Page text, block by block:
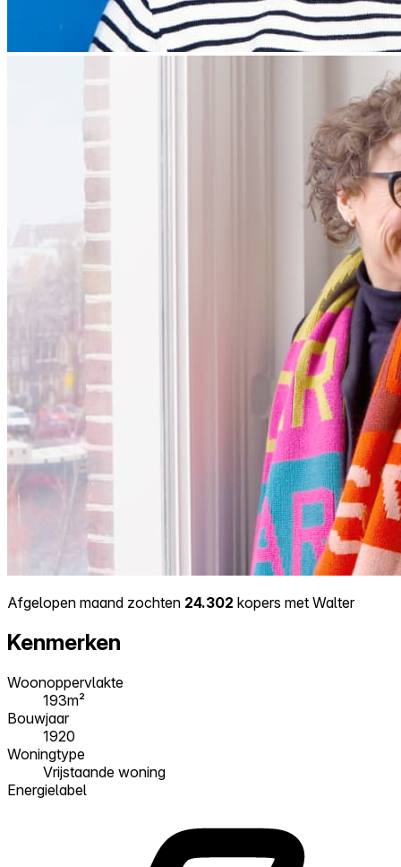
Afgelopen maand zochten 24.302 kopers met Walter
Kenmerken
Woonoppervlakte
193m²
Bouwjaar
1920
Woningtype
Vrijstaande woning
Energielabel